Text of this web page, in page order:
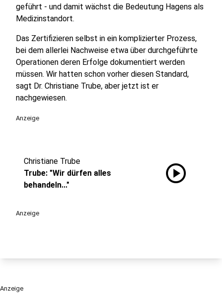
geführt - und damit wächst die Bedeutung Hagens als
Medizinstandort.
Das Zertifizieren selbst in ein komplizierter Prozess,
bei dem allerlei Nachweise etwa über durchgeführte
Operationen deren Erfolge dokumentiert werden
müssen. Wir hatten schon vorher diesen Standard,
sagt Dr. Christiane Trube, aber jetzt ist er
nachgewiesen.
Anzeige
Christiane Trube
Trube: "Wir dürfen alles
behandeln..."
play_circle
Anzeige
Anzeige